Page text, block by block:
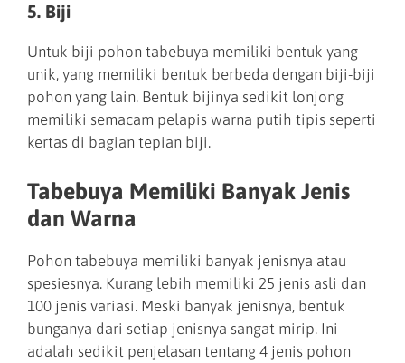
5. Biji
Untuk biji pohon tabebuya memiliki bentuk yang
unik, yang memiliki bentuk berbeda dengan biji-biji
pohon yang lain. Bentuk bijinya sedikit lonjong
memiliki semacam pelapis warna putih tipis seperti
kertas di bagian tepian biji.
Tabebuya Memiliki Banyak Jenis
dan Warna
Pohon tabebuya memiliki banyak jenisnya atau
spesiesnya. Kurang lebih memiliki 25 jenis asli dan
100 jenis variasi. Meski banyak jenisnya, bentuk
bunganya dari setiap jenisnya sangat mirip. Ini
adalah sedikit penjelasan tentang 4 jenis pohon